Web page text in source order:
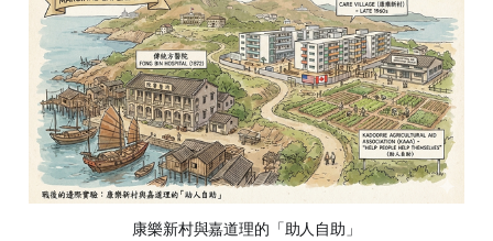
康樂新村與嘉道理的「助人自助」